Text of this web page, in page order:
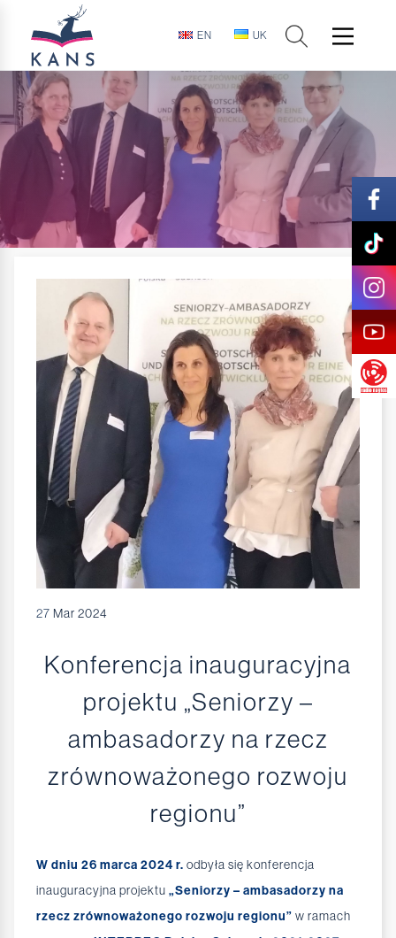
EN UK
27 Mar 2024
Konferencja inauguracyjna
projektu „Seniorzy –
ambasadorzy na rzecz
zrównoważonego rozwoju
regionu”
W dniu 26 marca 2024 r. odbyła się konferencja
inauguracyjna projektu „Seniorzy – ambasadorzy na
rzecz zrównoważonego rozwoju regionu” w ramach